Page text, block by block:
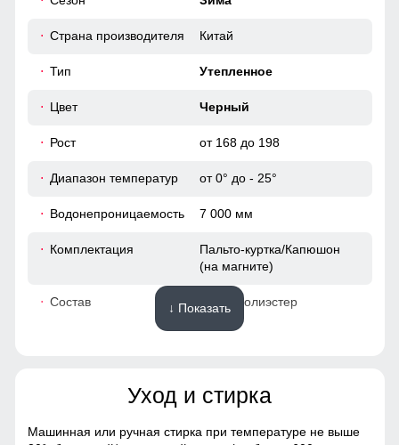
Удобно и надёжно, без лишних деталей. Обеспечивает
Страна производителя Китай
Тип Утепленное
Цвет Черный
Рост от 168 до 198
Диапазон температур от 0° до - 25°
Водонепроницаемость 7 000 мм
Комплектация
Пальто-куртка/Капюшон
(на магните)
Состав 100% Полиэстер
Мембранные материалы,
Полиэстер, Плащевка,
материалы
↓ Показать
Уход и стирка
Машинная или ручная стирка при температуре не выше